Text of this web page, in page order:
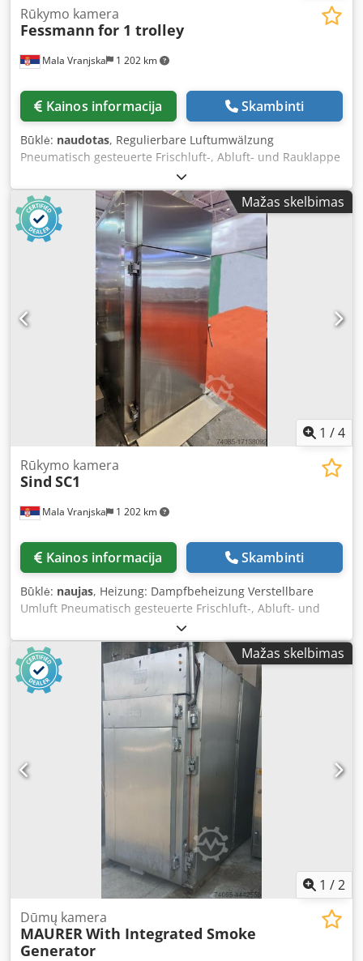
Mala Vranjska 1 202 km
Rūkymo kamera
Fessmann for 1 trolley
Kainos informacija Skambinti
Būklė: naudotas, Regulierbare Luftumwälzung
Pneumatisch gesteuerte Frischluft-, Abluft- und Rauklappe
Reinigung: Schaumreinigung Rauchzufuhr: auf
Kundenwunsch Räuchermaterial: Holzspäne Ohne
Nachbrennersystem Dkodpfx Afsqt Dy EouorMažas skelbimas
1 /4
Mala Vranjska 1 202 km
Rūkymo kamera
Sind SC1
Kainos informacija Skambinti
Būklė: naujas, Heizung: Dampfbeheizung Verstellbare
Umluft Pneumatisch gesteuerte Frischluft-, Abluft- und
Rauklappe Reinigung: Schaumreinigung Räuchermaterial:
Räucherspäne (Holzchips) Dsdpfxeunaqpo Afuekr Ohne
Nachbrennersystem Aufstellmaße der Maschine in cm:
Breite: 151 Länge: 129 Höhe: 260
Mažas skelbimas
1 /2
Dūmų kamera
MAURERWith Integrated Smoke
Generator